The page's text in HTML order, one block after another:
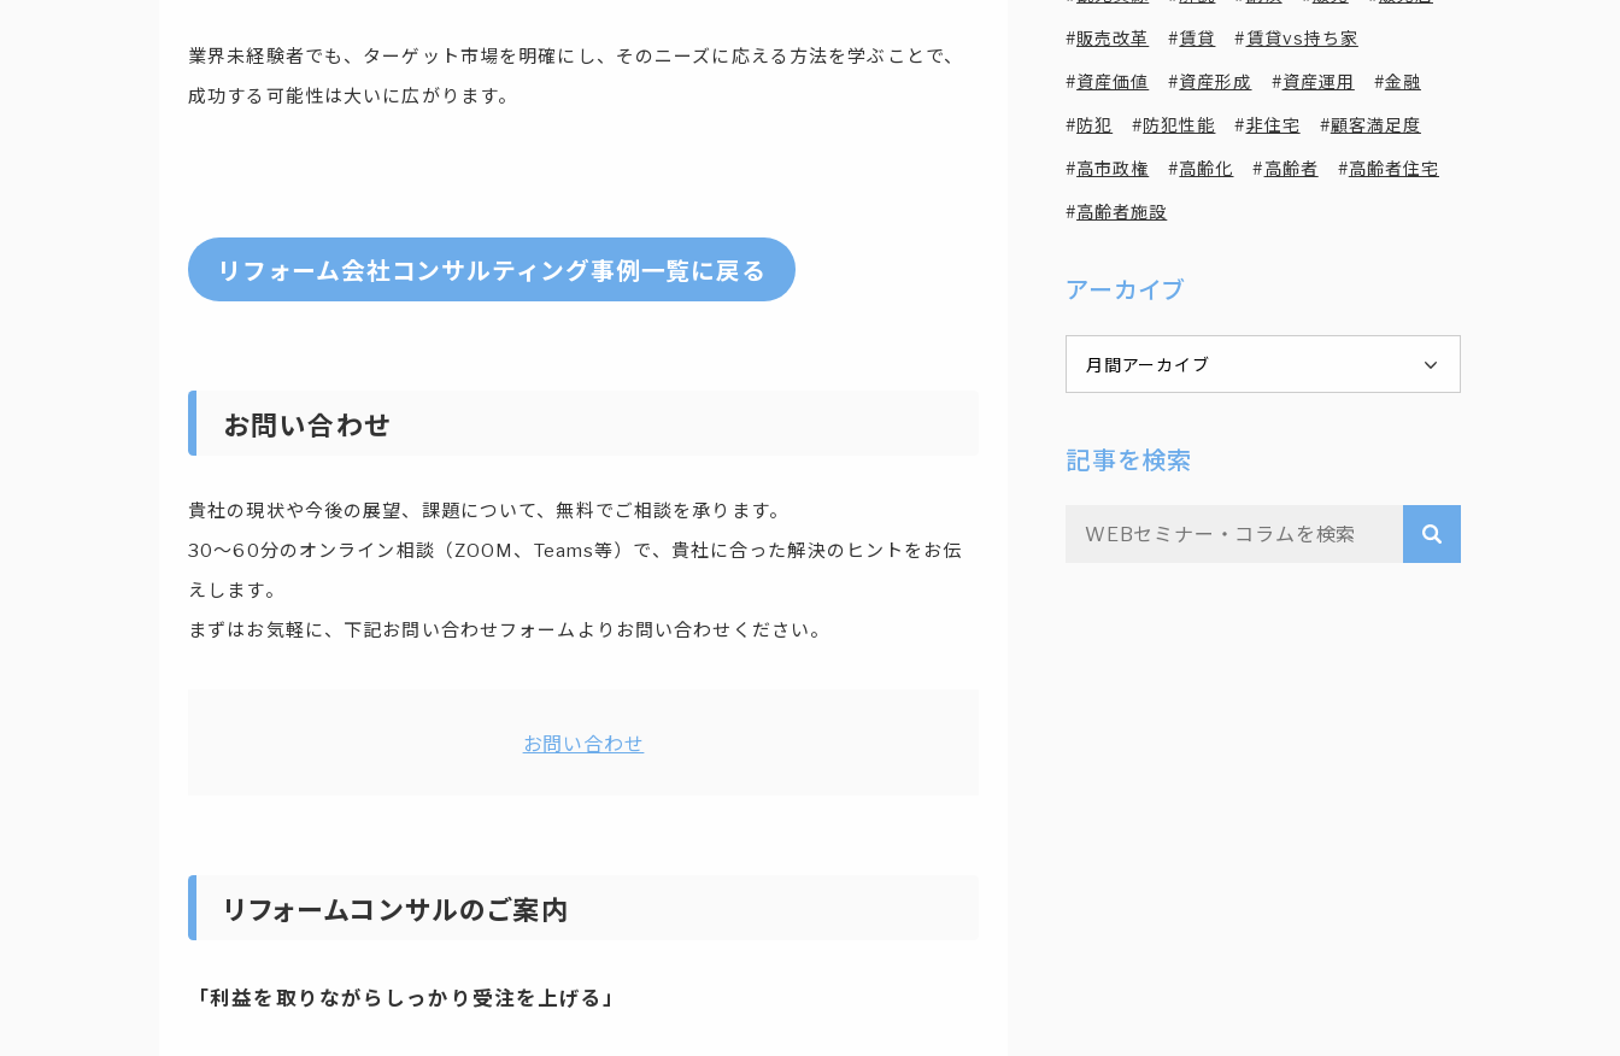
業界未経験者でも、ターゲット市場を明確にし、そのニーズに応える方法を学ぶことで、
成功する可能性は大いに広がります。
リフォーム会社コンサルティング事例一覧に戻る
お問い合わせ
貴社の現状や今後の展望、課題について、無料でご相談を承ります。
30～60分のオンライン相談（ZOOM、Teams等）で、貴社に合った解決のヒントをお伝
えします。
まずはお気軽に、下記お問い合わせフォームよりお問い合わせください。
お問い合わせ
リフォームコンサルのご案内
「利益を取りながらしっかり受注を上げる」
販売改革 賃貸 賃貸vs持ち家
資産価値 資産形成 資産運用 金融
防犯 防犯性能 非住宅 顧客満足度
高市政権 高齢化 高齢者 高齢者住宅
高齢者施設
アーカイブ
月間アーカイブ
記事を検索